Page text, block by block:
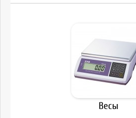
Весы